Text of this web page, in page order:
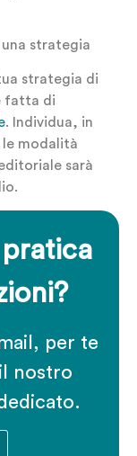
strategia
strategia di
fatta di
. Individua, in
modalità
sarà
per te
nostro